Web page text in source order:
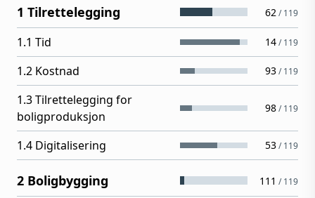
1 Tilrettelegging 62/119
1.1 Tid 14/119
1.2 Kostnad 93/119
1.3 Tilrettelegging for
boligproduksjon
98/119
1.4 Digitalisering 53/119
2 Boligbygging 111 /119